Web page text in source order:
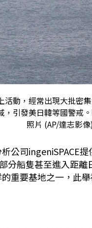
動，經常出現大批密
引發美日韓等國警戒
照片 (AP/達志影
公司ingeniSPACE提
分船隻甚至進入距離
重要基地之一，此